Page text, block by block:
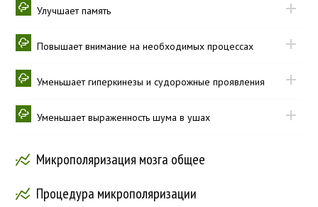
Улучшает память
Повышает внимание на необходимых процессах
Уменьшает гиперкинезы и судорожные проявления
Уменьшает выраженность шума в ушах
Микрополяризация мозга общее
Процедура микрополяризации